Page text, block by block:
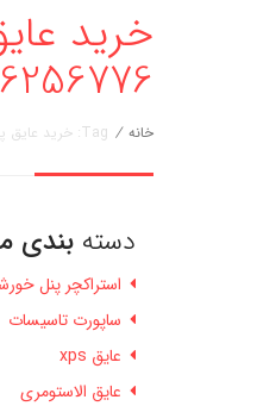
خرید
خانه / Tag: خرید عایق پشم سنگ یاسوج
دسته بندی
استراکچر پنل
ساپورت تاسیسات
عایق xps
عایق الاستومری